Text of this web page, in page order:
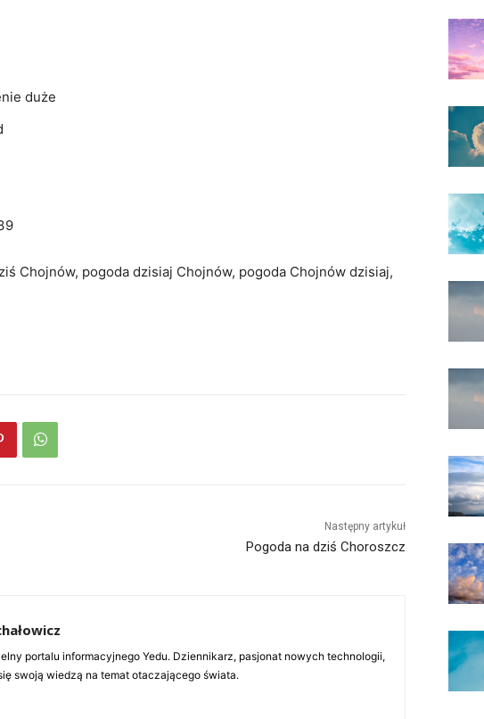
duże
Chojnów, pogoda dzisiaj Chojnów, pogoda Chojnów dzisiaj,
Następny artykuł
Pogoda na dziś Choroszcz
portalu informacyjnego Yedu. Dziennikarz, pasjonat nowych technologii,
swoją wiedzą na temat otaczającego świata.